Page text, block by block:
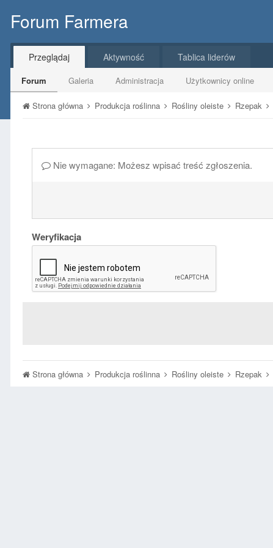
Forum Farmera
Przeglądaj
Forum Galeria Administracja Użytkownicy online
Aktywność Tablica liderów
Strona główna Produkcja roślinna Rośliny oleiste Rzepak
Nie wymagane: Możesz wpisać treść zgłoszenia.
Weryfikacja
Strona główna Produkcja roślinna Rośliny oleiste Rzepak